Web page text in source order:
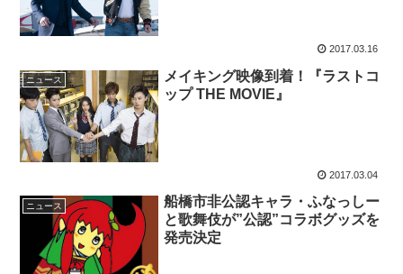
2017.03.16
ニュース
メイキング映像到着！『ラストコ
ップ THE MOVIE』
2017.03.04
ニュース
船橋市非公認キャラ・ふなっしー
と歌舞伎が”公認”コラボグッズを
発売決定